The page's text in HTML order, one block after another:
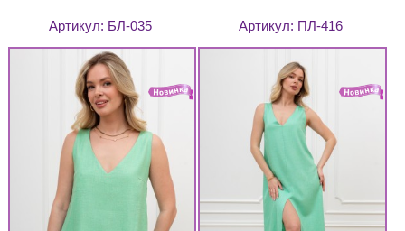
Артикул: БЛ-035 Артикул: ПЛ-416